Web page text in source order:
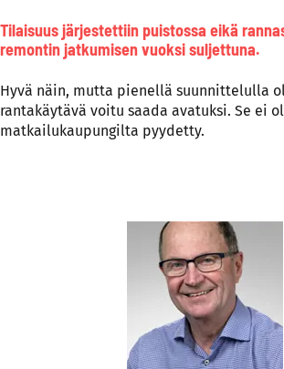
Tilaisuus järjestettiin puistossa eikä
remontin jatkumisen vuoksi suljettuna.
Hyvä näin, mutta pienellä suunnittelulla
rantakäytävä voitu saada avatuksi. Se ei
matkailukaupungilta pyydetty.